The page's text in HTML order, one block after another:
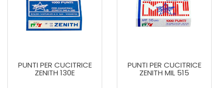
PUNTI PER CUCITRICE
ZENITH 130E
PUNTI PER CUCITRICE
ZENITH MIL 515